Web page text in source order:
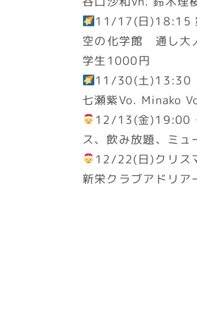
11/17(日)18:15
空の化学館 通し大
学生1000円
11/30(土)13:30
七瀬紫Vo. Minako
12/13(金)19:00
ス、飲み放題、ミュ
12/22(日)クリス
新栄クラブアドリ